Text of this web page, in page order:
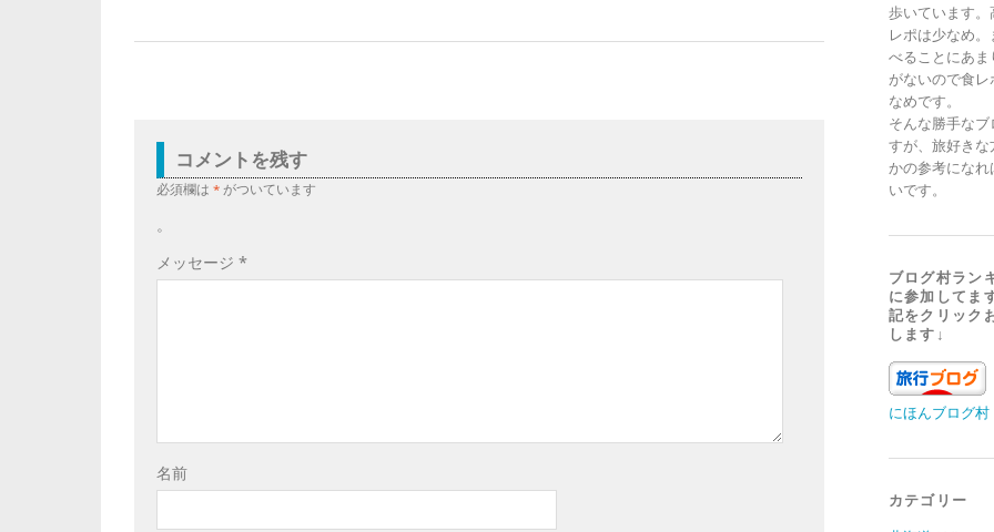
コメントを残す
必須欄は * がついています
。
メッセージ *
名前
歩いています。
レポは少なめ。
べることにあま
がないので食レ
なめです。
そんな勝手なブ
すが、旅好きな
かの参考になれ
いです。
ブログ村ラン
に参加してま
記をクリック
します↓
にほんブログ村
カテゴリー